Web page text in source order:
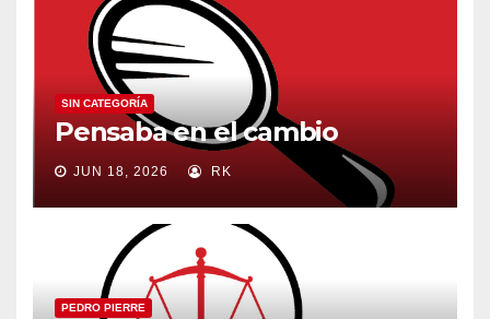
SIN CATEGORÍA
Pensaba en el cambio
JUN 18, 2026 RK
PEDRO PIERRE